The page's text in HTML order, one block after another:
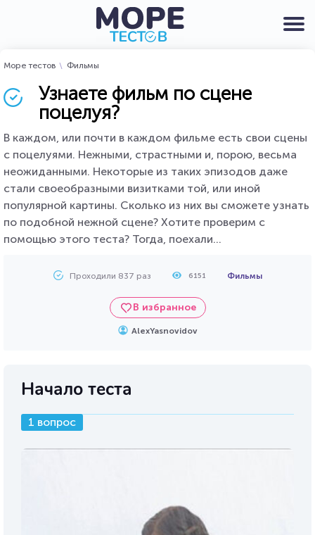
Море тестов Фильмы
Узнаете фильм по сцене
поцелуя?
В каждом, или почти в каждом фильме есть свои сцены
с поцелуями. Нежными, страстными и, порою, весьма
неожиданными. Некоторые из таких эпизодов даже
стали своеобразными визитками той, или иной
популярной картины. Сколько из них вы сможете узнать
по подобной нежной сцене? Хотите проверим с
помощью этого теста? Тогда, поехали...
Проходили 837 раз 6151 Фильмы
В избранное
AlexYasnovidov
Начало теста
1 вопрос